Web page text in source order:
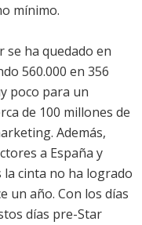
mínimo.
se ha quedado en
560.000 en 356
poco para un
de 100 millones de 
Además,
a España y
cinta no ha logrado
un año. Con los días
días pre-Star